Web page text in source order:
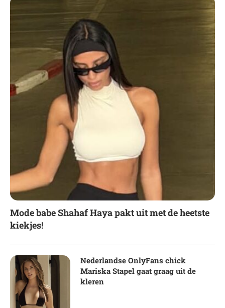
Mode babe Shahaf Haya pakt uit met de heetste
kiekjes!
Nederlandse OnlyFans chick
Mariska Stapel gaat graag uit de
kleren